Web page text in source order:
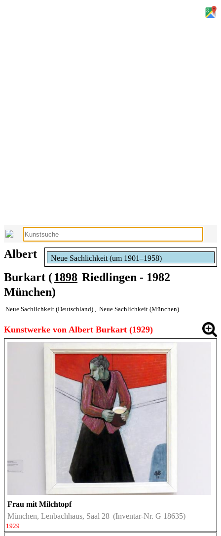
Neue Sachlichkeit (um 1901–1958)
Albert
Burkart (1898 Riedlingen - 1982
München)
Neue Sachlichkeit (Deutschland) , Neue Sachlichkeit (München)
Kunstwerke von Albert Burkart (1929)
Frau mit Milchtopf
München, Lenbachhaus, Saal 28 (Inventar-Nr. G 18635)
1929